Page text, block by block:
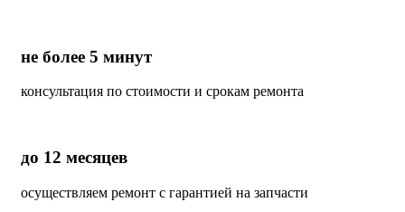
не более 5 минут
консультация по стоимости и срокам ремонта
до 12 месяцев
осуществляем ремонт с гарантией на запчасти